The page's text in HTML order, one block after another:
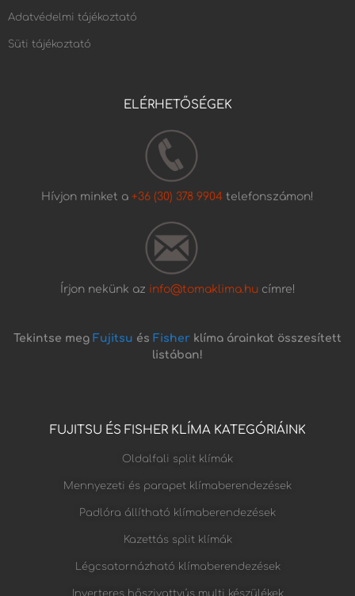
Adatvédelmi tájékoztató
Süti tájékoztató
ELÉRHETŐSÉGEK
Hívjon minket a +36 (30) 378 9904 telefonszámon!
Írjon nekünk az info@tomaklima.hucímre!
Tekintse meg Fujitsu és Fisher klíma árainkat összesített
listában!
FUJITSU ÉS FISHER KLÍMA KATEGÓRIÁINK
Oldalfali split klímák
Mennyezeti és parapet klímaberendezések
Padlóra állítható klímaberendezések
Kazettás split klímák
Légcsatornázható klímaberendezések
Inverteres hőszivattyús multi készülékek